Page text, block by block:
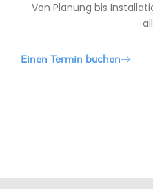
Von Planung bis
Einen Termin buchen